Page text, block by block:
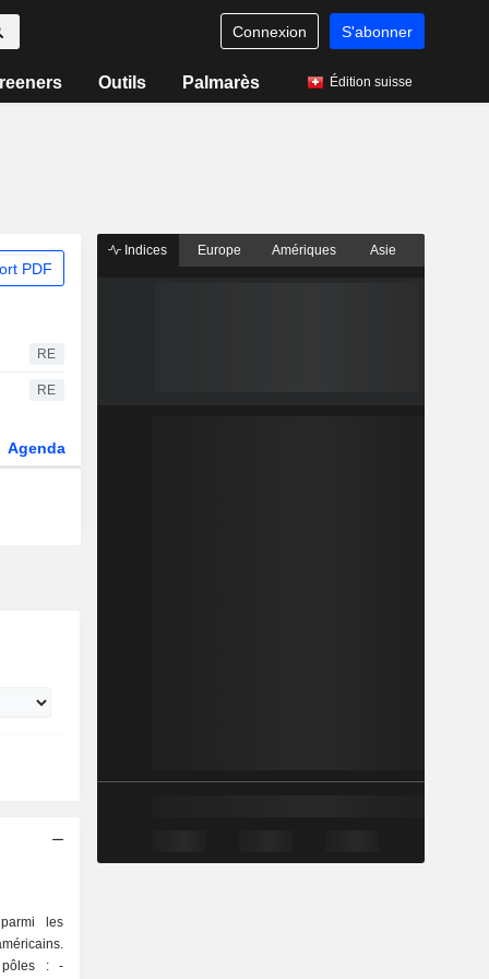
Connexion S'abonner
Outils Palmarès Édition suisse
PDF
RE
RE
Agenda
les
: -
Indices Europe Amériques Asie